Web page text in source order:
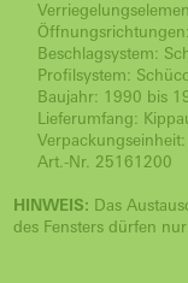
Beschlagsystem:
Profilsystem:
Baujahr: 1990 bis
Lieferumfang:
Art.-Nr. 25161200
HINWEIS: Das
des Fensters dürfen